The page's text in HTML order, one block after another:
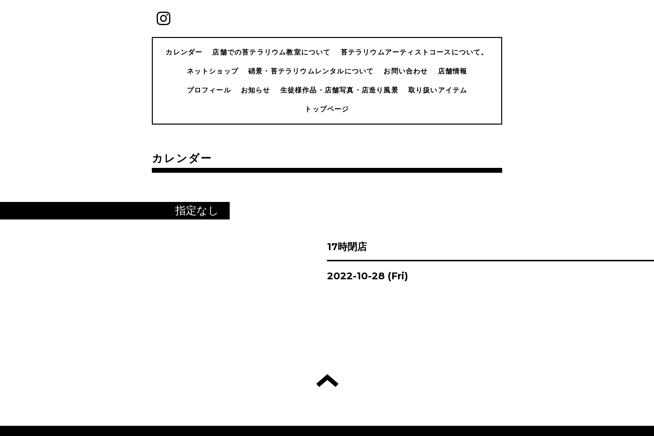
カレンダー 店舗での苔テラリウム教室について 苔テラリウムアーティストコースについて。
ネットショップ 硝景・苔テラリウムレンタルについて お問い合わせ 店舗情報
プロフィール お知らせ 生徒様作品・店舗写真・店造り風景 取り扱いアイテム
トップページ
カレンダー
指定なし
17時閉店
2022-10-28 (Fri)